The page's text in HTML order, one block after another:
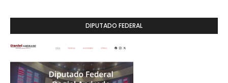
DIPUTADO FEDERAL